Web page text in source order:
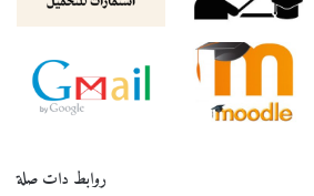
روابط دات صلة